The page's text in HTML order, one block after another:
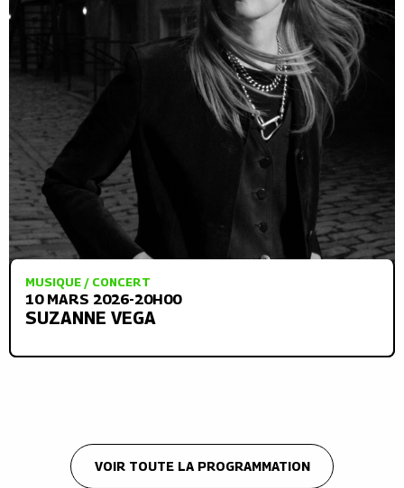
MUSIQUE / CONCERT
10 MARS 2026-20H00
SUZANNE VEGA
VOIR TOUTE LA PROGRAMMATION